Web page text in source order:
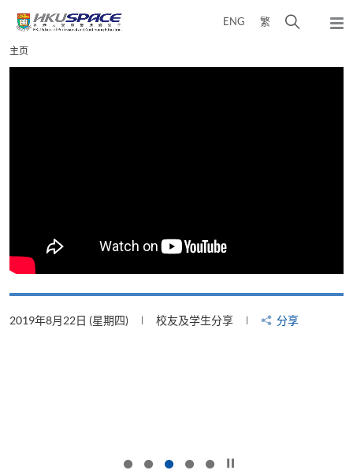
content
ENG 繁
弹
Main
content
主页
2019年8月22日 (星期四) 校友及学生分享 分享